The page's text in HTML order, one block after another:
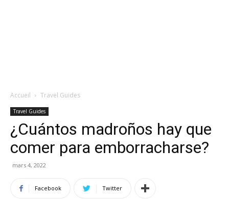
Accueil Travel Guides
Travel Guides
¿Cuántos madroños hay que
comer para emborracharse?
mars 4, 2022
Facebook Twitter